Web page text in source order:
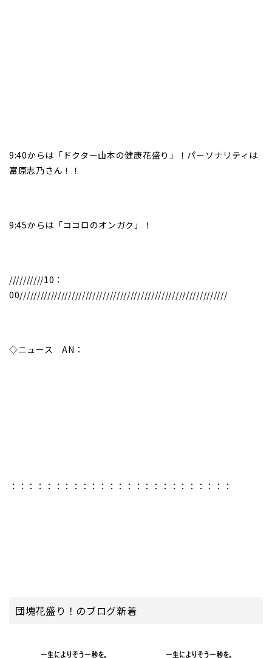
9:40からは「ドクター山本の健康花盛り」！パーソナリティは
富原志乃さん！！
9:45からは「ココロのオンガク」！
//////////10：
00////////////////////////////////////////////////////////////
◇ニュース AN：
：：：：：：：：：：：：：：：：：：：：：：：：：
団塊花盛り！のブログ新着